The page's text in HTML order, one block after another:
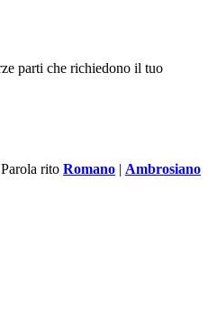
parti che richiedono il tuo
Parola rito Romano | Ambrosiano